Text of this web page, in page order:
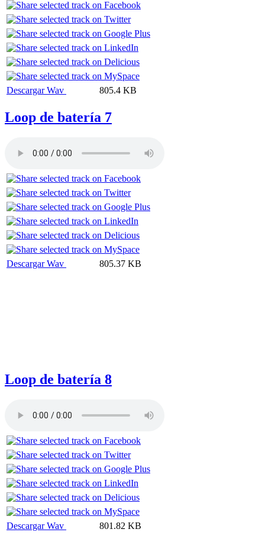
Descargar Wav 805.4 KB
Loop de batería 7
Descargar Wav 805.37 KB
Loop de batería 8
Descargar Wav 801.82 KB